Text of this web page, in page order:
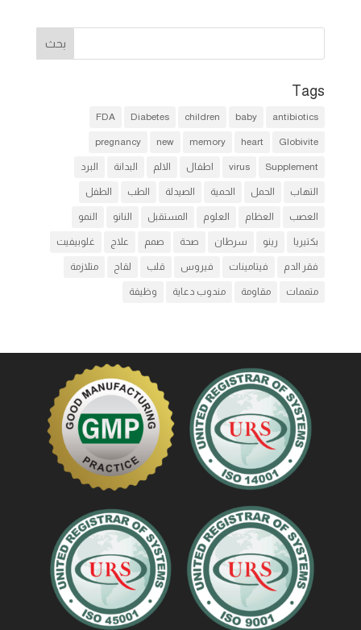
Tags
antibiotics
baby
children
Diabetes
FDA
Globivite
heart
memory
new
pregnancy
Supplement
virus اطفال الالم البدانة البرد
التهاب الحمل الحمية الصيدلة الطب الطفل
العصب العظام العلوم المستقبل النانو النمو
بكتيريا رينو سرطان صحة صمم علاج غلوبيفيت
فقر الدم فيتامينات فيروس قلب لقاح متلازمة
متممات مقاومة مندوب دعاية وظيفة